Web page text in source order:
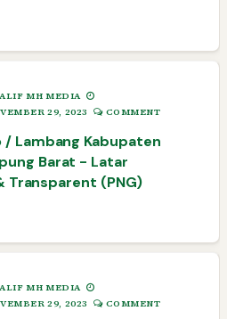
ALIF MH MEDIA
29, 2023
COMMENT
/ Lambang Kabupaten
Barat - Latar
Transparent (PNG)
ALIF MH MEDIA
29, 2023
COMMENT